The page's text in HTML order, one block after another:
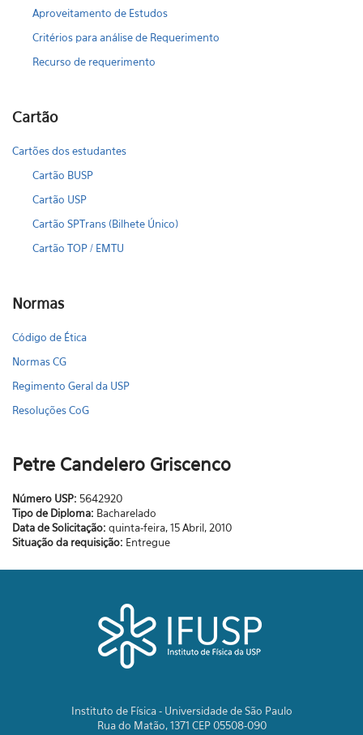
Aproveitamento de Estudos
Critérios para análise de Requerimento
Recurso de requerimento
Cartão
Cartões dos estudantes
Cartão BUSP
Cartão USP
Cartão SPTrans (Bilhete Único)
Cartão TOP / EMTU
Normas
Código de Ética
Normas CG
Regimento Geral da USP
Resoluções CoG
Petre Candelero Griscenco
Número USP: 5642920
Tipo de Diploma: Bacharelado
Data de Solicitação: quinta-feira, 15 Abril, 2010
Situação da requisição: Entregue
Instituto de Física - Universidade de São Paulo
Rua do Matão, 1371 CEP 05508-090